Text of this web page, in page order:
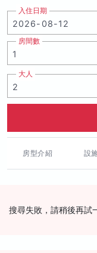
入住日期
房間數
大人
房型介紹 設
搜尋失敗，請稍後再試